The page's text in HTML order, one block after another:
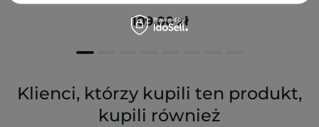
109,00 zł
Klienci, którzy kupili ten produkt,
kupili również